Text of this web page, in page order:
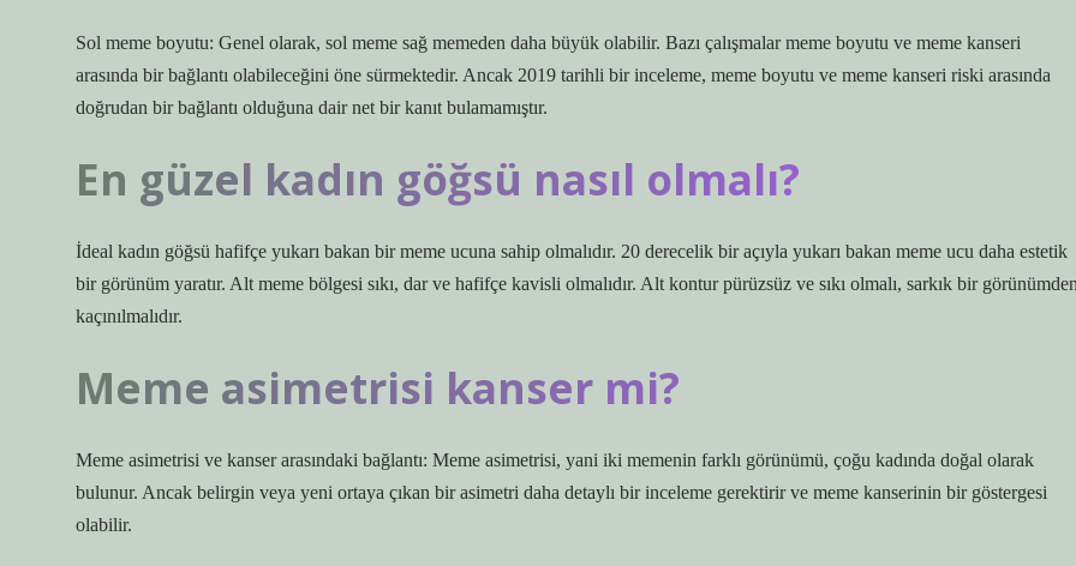
Sol meme boyutu: Genel olarak, sol meme sağ memeden daha büyük olabilir. Bazı çalışmalar meme boyutu ve meme kanseri
arasında bir bağlantı olabileceğini öne sürmektedir. Ancak 2019 tarihli bir inceleme, meme boyutu ve meme kanseri riski arasında
doğrudan bir bağlantı olduğuna dair net bir kanıt bulamamıştır.
En güzel kadın göğsü nasıl olmalı?
İdeal kadın göğsü hafifçe yukarı bakan bir meme ucuna sahip olmalıdır. 20 derecelik bir açıyla yukarı bakan meme ucu daha estetik
bir görünüm yaratır. Alt meme bölgesi sıkı, dar ve hafifçe kavisli olmalıdır. Alt kontur pürüzsüz ve sıkı olmalı, sarkık bir
kaçınılmalıdır.
Meme asimetrisi kanser mi?
Meme asimetrisi ve kanser arasındaki bağlantı: Meme asimetrisi, yani iki memenin farklı görünümü, çoğu kadında doğal olarak
bulunur. Ancak belirgin veya yeni ortaya çıkan bir asimetri daha detaylı bir inceleme gerektirir ve meme kanserinin bir göstergesi
olabilir.